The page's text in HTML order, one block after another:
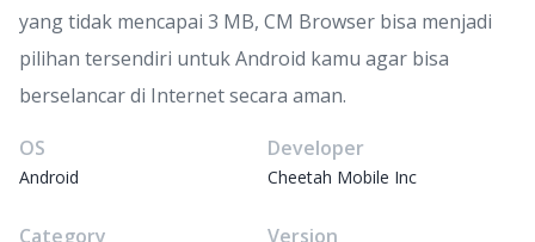
yang tidak mencapai 3 MB, CM Browser bisa menjadi
pilihan tersendiri untuk Android kamu agar bisa
berselancar di Internet secara aman.
OS
Android
Developer
Cheetah Mobile Inc
Category Version